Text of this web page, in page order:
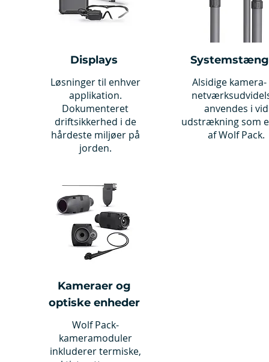
Displays
Løsninger til enhver
applikation.
Dokumenteret
driftsikkerhed i de
hårdeste miljøer på
jorden.
Kameraer og
optiske enheder
Wolf Pack-
kameramoduler
inkluderer termiske,
Alsidige kamera-
anvendes i vid
udstrækning som
af Wolf Pack.